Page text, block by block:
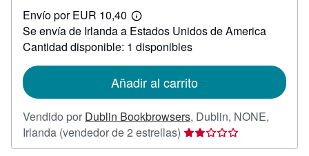
33,75
Envío por EUR 10,40
Más
información
sobre
las
envío
Se envía de Irlanda a Estados Unidos de America
Cantidad disponible: 1 disponibles
Añadir al carrito
Vendido por Dublin Bookbrowsers, Dublin, NONE,
Irlanda (vendedor de 2 estrellas) Calificación
del